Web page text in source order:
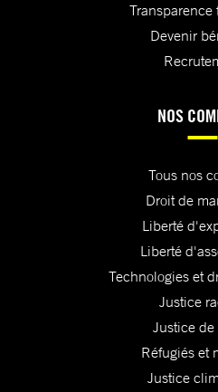
Transparence
Devenir
NOS
Tous nos
Droit de
Liberté
Liberté
Technologies et
Justice
Justice de
Réfugiés et
Justice